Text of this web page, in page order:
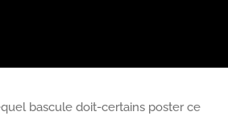
bascule doit-certains poster ce